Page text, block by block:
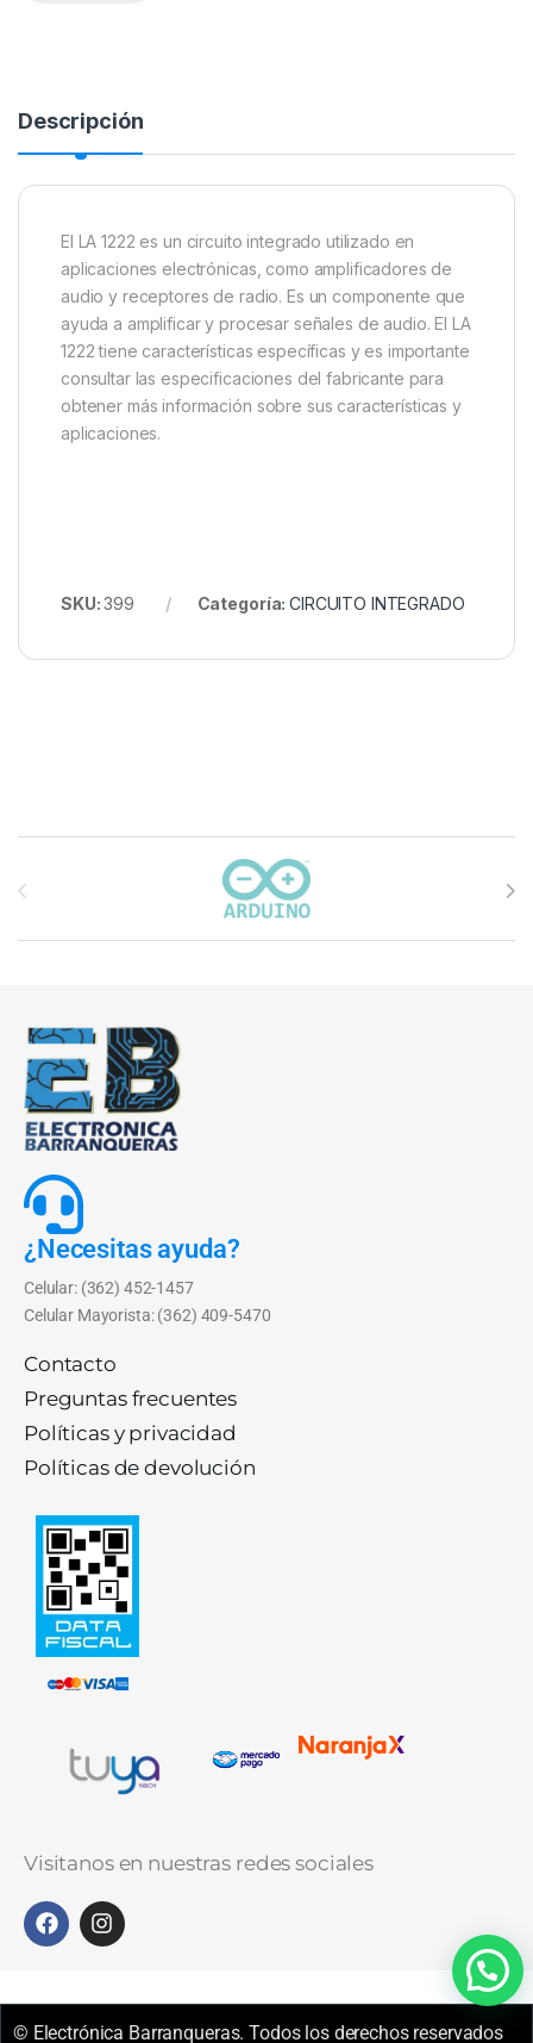
Descripción
El LA 1222 es un circuito integrado utilizado en
aplicaciones electrónicas, como amplificadores de
audio y receptores de radio. Es un componente que
ayuda a amplificar y procesar señales de audio. El LA
1222 tiene características específicas y es importante
consultar las especificaciones del fabricante para
obtener más información sobre sus características y
aplicaciones.
SKU:399 Categoría:CIRCUITO INTEGRADO
Carrusel de marcas
¿Necesitas ayuda?
Celular: (362) 452-1457
Celular Mayorista: (362) 409-5470
Contacto
Preguntas frecuentes
Políticas y privacidad
Políticas de devolución
Visitanos en nuestras redes sociales
© Electrónica Barranqueras. Todos los derechos reservados